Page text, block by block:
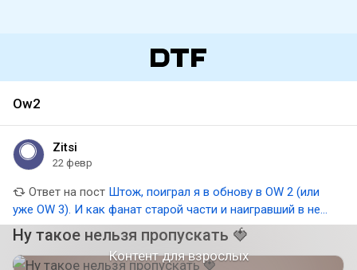
Ow2
Zitsi
22 февр
Ответ на пост Штож, поиграл я в обнову в OW 2 (или
уже OW 3). И как фанат старой части и наигравший в нее
3к часов, мне есть что сказать (Не лонг но коротко и по
делу, еще с мемами) (на самом деле это лонг и
ностальгия по оверу)
Ну такое нельзя пропускать 🍓
Контент для взрослых